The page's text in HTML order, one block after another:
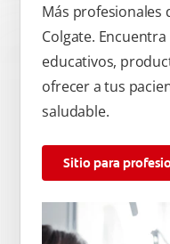
Más profesionales
Colgate.
educativos,
ofrecer a tus
saludable.
Sitio para